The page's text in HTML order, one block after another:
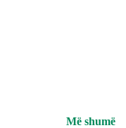
Më shumë